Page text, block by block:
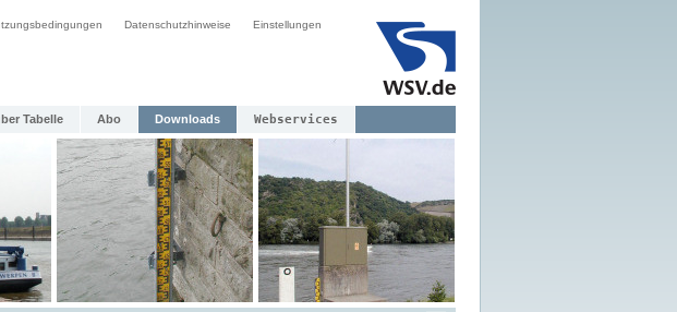
Datenschutzhinweise Einstellungen
Tabelle Abo Downloads Webservices